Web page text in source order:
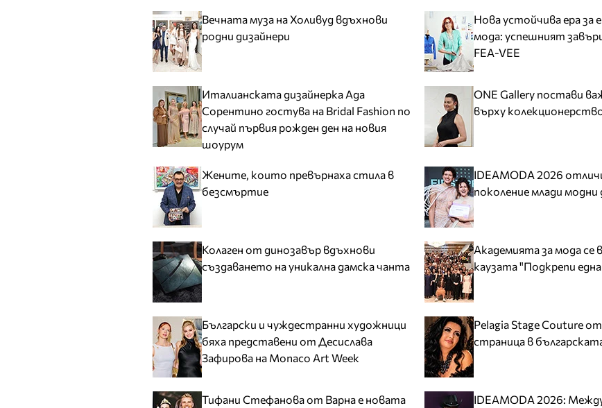
Вечната муза на Холивуд вдъхнови
родни дизайнери
Нова устойчива ера за
мода: успешният
FEA-VEE
Италианската дизайнерка Ада
Сорентино гостува на Bridal Fashion по
случай първия рожден ден на новия
шоурум
ONE Gallery постави
върху
Жените, които превърнаха стила в
безсмъртие
IDEAMODA 2026
поколение млади модни
Колаген от динозавър вдъхнови
създаването на уникална дамска чанта
Академията за мода се
каузата "Подкрепи
Български и чуждестранни художници
бяха представени от Десислава
Зафирова на Monaco Art Week
Pelagia Stage Couture
страница в
Тифани Стефанова от Варна е новата
IDEAMODA 2026: